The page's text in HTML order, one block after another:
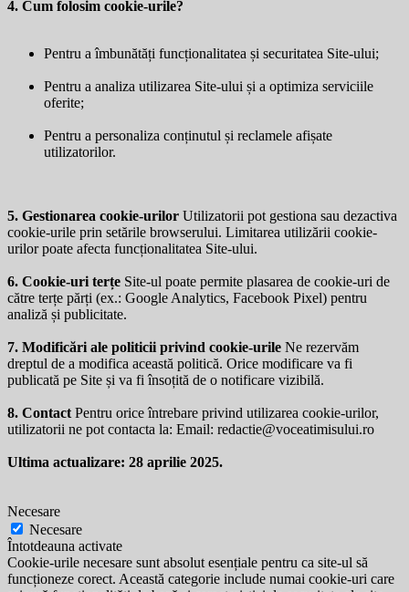
4. Cum folosim cookie-urile?
Pentru a îmbunătăți funcționalitatea și securitatea Site-ului;
Pentru a analiza utilizarea Site-ului și a optimiza serviciile
oferite;
Pentru a personaliza conținutul și reclamele afișate
utilizatorilor.
5. Gestionarea cookie-urilor Utilizatorii pot gestiona sau dezactiva
cookie-urile prin setările browserului. Limitarea utilizării cookie-
urilor poate afecta funcționalitatea Site-ului.
6. Cookie-uri terțe Site-ul poate permite plasarea de cookie-uri de
către terțe părți (ex.: Google Analytics, Facebook Pixel) pentru
analiză și publicitate.
7. Modificări ale politicii privind cookie-urile Ne rezervăm
dreptul de a modifica această politică. Orice modificare va fi
publicată pe Site și va fi însoțită de o notificare vizibilă.
8. Contact Pentru orice întrebare privind utilizarea cookie-urilor,
utilizatorii ne pot contacta la: Email: redactie@voceatimisului.ro
Ultima actualizare: 28 aprilie 2025.
Necesare
Necesare
Întotdeauna activate
Cookie-urile necesare sunt absolut esențiale pentru ca site-ul să
funcționeze corect. Această categorie include numai cookie-uri care